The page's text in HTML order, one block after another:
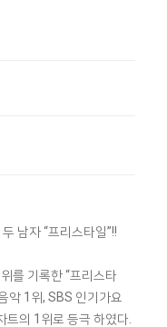
남자 “프리스타일”!!
를 기록한 “프리스타
악 1위, SBS 인기가요
트의 1위로 등극 하였다.